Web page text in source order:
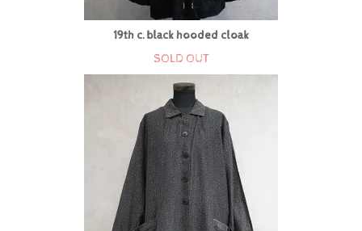
19th c. black hooded cloak
SOLD OUT